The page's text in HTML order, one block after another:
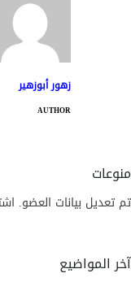
زهور أبوزهير
AUTHOR
منوعات
تم تعديل بيانات العضو.
آخر المواضيع